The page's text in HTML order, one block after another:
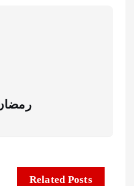
رمضان حلمي
Related Posts